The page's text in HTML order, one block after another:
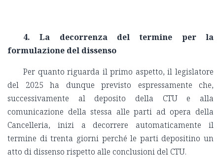
4. La decorrenza del termine per la
formulazione del dissenso
Per quanto riguarda il primo aspetto, il legislatore
del 2025 ha dunque previsto espressamente che,
successivamente al deposito della CTU e alla
comunicazione della stessa alle parti ad opera della
Cancelleria, inizi a decorrere automaticamente il
termine di trenta giorni perché le parti depositino un
atto di dissenso rispetto alle conclusioni del CTU.